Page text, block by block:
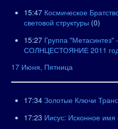
15:47 Космическое
световой структуры (0)
15:27 Группа
СОЛНЦЕСТОЯНИЕ 2011
17 Июня, Пятница
17:34 Золотые Ключи
17:23 Иисус: Исконное